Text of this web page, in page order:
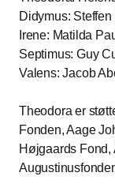
Didymus:
Irene: Matilda
Septimus: Guy
Valens: Jacob
Theodora er
Fonden, Aage
Højgaards Fond,